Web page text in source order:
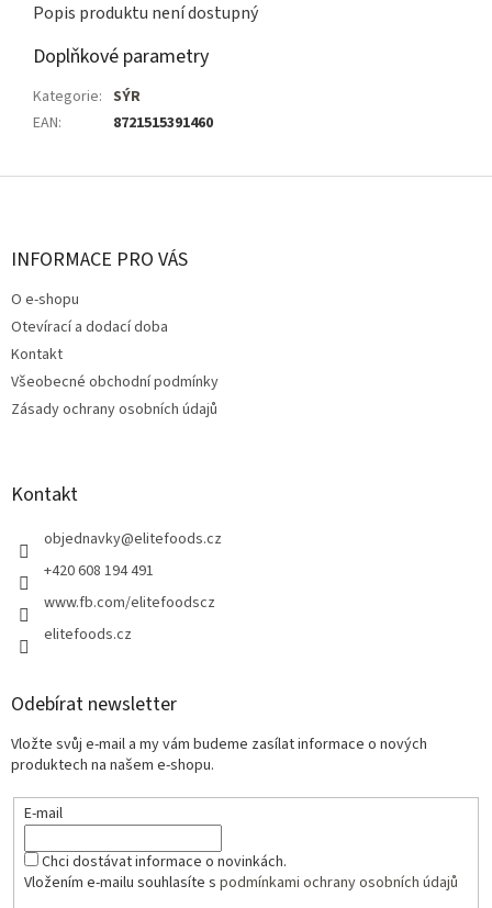
Popis produktu není dostupný
Doplňkové parametry
Kategorie: SÝR
EAN: 8721515391460
Z
INFORMACE PRO VÁS
O e-shopu
Otevírací a dodací doba
Kontakt
Všeobecné obchodní podmínky
Zásady ochrany osobních údajů
Kontakt
objednavky@elitefoods.cz
+420 608 194 491
www.fb.com/elitefoodscz
elitefoods.cz
Odebírat newsletter
Vložte svůj e-mail a my vám budeme zasílat informace o nových
produktech na našem e-shopu.
E-mail
Chci dostávat informace o novinkách.
Vložením e-mailu souhlasíte s podmínkami ochrany osobních údajů